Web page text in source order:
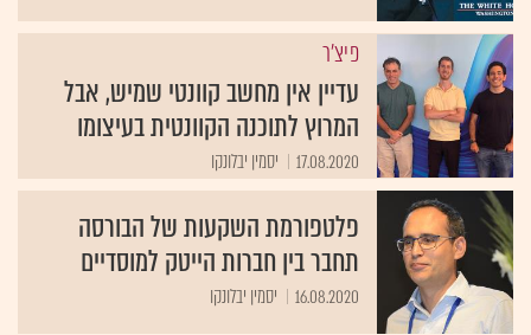
פיצ'ר
עדיין אין מחשב קוונטי שמיש, אבל
המרוץ לתוכנה הקוונטית בעיצומו
17.08.2020 יסמין יבלונקו
פלטפורמת השקעות של הבורסה
תחבר בין חברות הייטק למוסדיים
16.08.2020 יסמין יבלונקו